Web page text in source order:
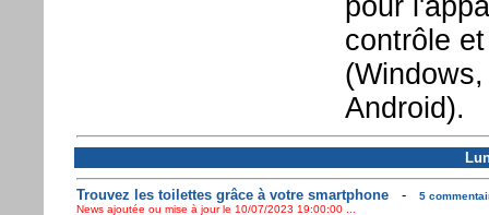
pour
contrôle
Android).
Trouvez les toilettes grâce à votre smartphone-
5
News ajoutée ou mise à jour le 10/07/2023 19:00:00 ...